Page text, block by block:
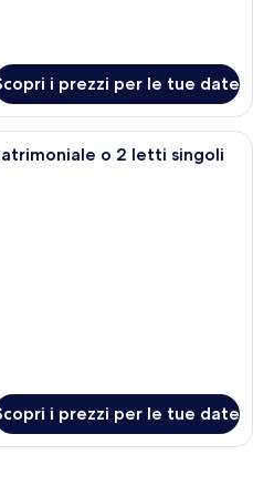
i prezzi per le tue date
Camera d'albergo con un letto
o 2 letti singoli
i prezzi per le tue date